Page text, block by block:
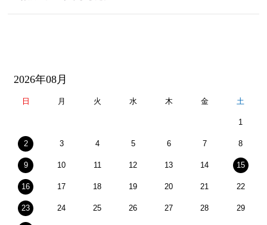
2026年08月
日 月 火 水 木 金 土
1
2 3 4 5 6 7 8
9 10 11 12 13 14 15
16 17 18 19 20 21 22
23 24 25 26 27 28 29